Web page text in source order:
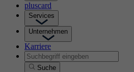
pluscard
Services
Unternehmen
Karriere
Suche